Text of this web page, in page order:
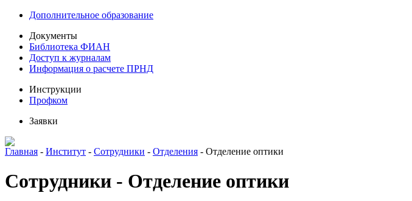
Дополнительное образование
Документы
Библиотека ФИАН
Доступ к журналам
Информация о расчете ПРНД
Инструкции
Профком
Заявки
Главная - Институт - Сотрудники - Отделения - Отделение оптики
Сотрудники - Отделение оптики